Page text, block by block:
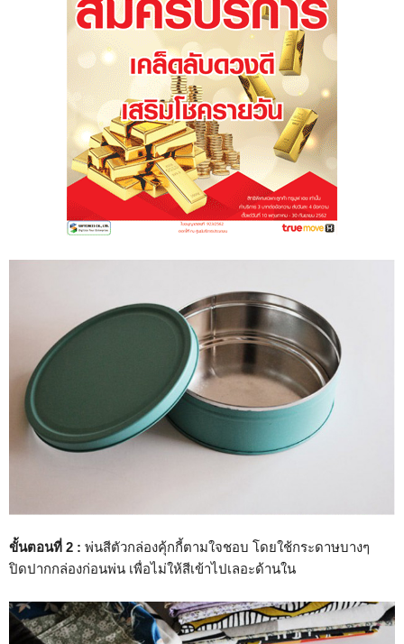
ขั้นตอนที่ 2 : พ่นสีตัวกล่องคุ้กกี้ตามใจชอบ โดยใช้กระดาษบางๆ
ปิดปากกล่องก่อนพ่น เพื่อไม่ให้สีเข้าไปเลอะด้านใน